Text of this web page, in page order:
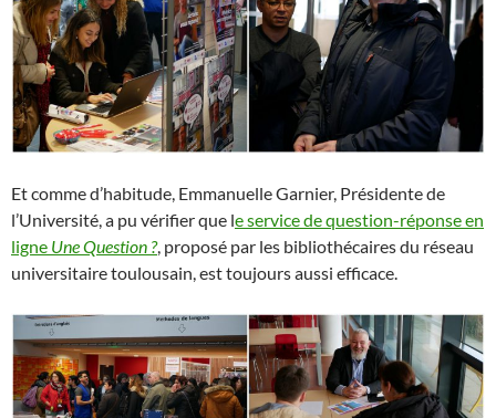
Et comme d’habitude, Emmanuelle Garnier, Présidente de
l’Université, a pu vérifier que le service de question-réponse en
ligne Une Question ?, proposé par les bibliothécaires du réseau
universitaire toulousain, est toujours aussi efficace.